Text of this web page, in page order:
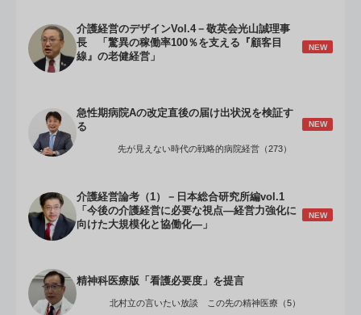
介護経営のデザインVol.4－敬英会光山誠理事
長 「驚異の稼働率100％を支える『顧客目
線』の老健経営」
NEW
急性期病院Aの改定直後の届け出状況を検証す
る
NEW
先が見えない時代の戦略的病院経営（273）
介護経営論考（1）－日本総合研究所編vol.1
「今後の介護経営に必要な視点―経営力強化に
向けた大規模化と協働化―」
NEW
精神科医療版「看護必要度」を提言
北村立の言いたい放談 この先の精神医療（5）